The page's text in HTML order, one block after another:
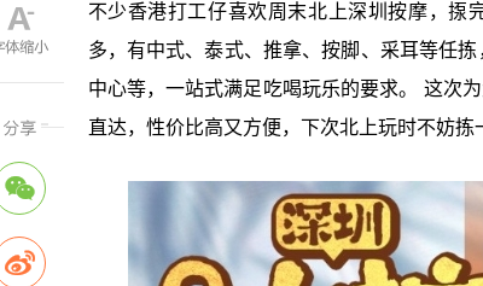
不少香港打工仔喜欢周末北上深圳按摩，揼
多，有中式、泰式、推拿、按脚、采耳等任
中心等，一站式满足吃喝玩乐的要求。 这次
直达，性价比高又方便，下次北上玩时不妨拣